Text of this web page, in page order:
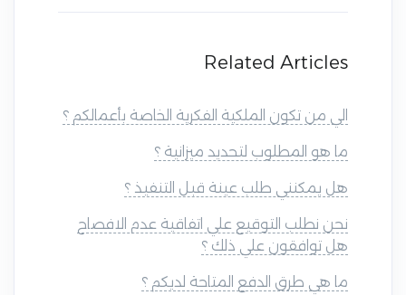
Related Articles
الي من تكون الملكية الفكرية الخاصة بأعمالكم ؟
ما هو المطلوب لتحديد ميزانية ؟
هل يمكنني طلب عينة قبل التنفيذ ؟
نحن نطلب التوقيع علي اتفاقية عدم الافصاح
هل توافقون علي ذلك ؟
ما هي طرق الدفع المتاحة لديكم ؟